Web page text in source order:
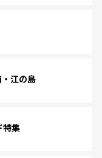
江の島
特集